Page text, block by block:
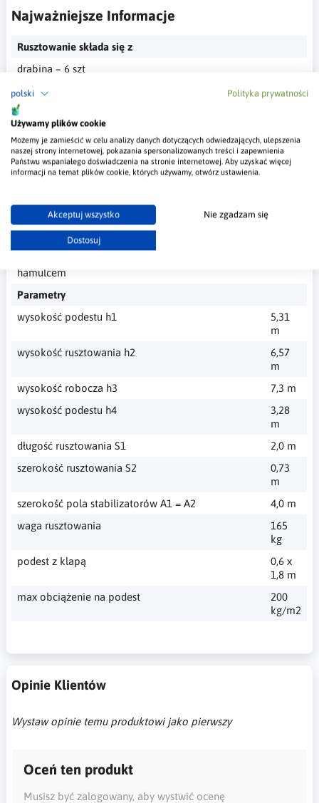
polski Polityka prywatności
Używamy plików cookie
Możemy je zamieścić w celu analizy danych dotyczących odwiedzających, ulepszenia
naszej strony internetowej, pokazania spersonalizowanych treści i zapewnienia
Państwu wspaniałego doświadczenia na stronie internetowej. Aby uzyskać więcej
informacji na temat plików cookie, których używamy, otwórz ustawienia.
Akceptuj wszystko Nie zgadzam się
Dostosuj
Najważniejsze Informacje
Rusztowanie składa się z
drabina – 6 szt
drabina nadstawki – 2 szt
bramka stabilizująca – 4 szt
podest z otwieraną klapą – 2 szt
zestaw burt podestu – 2 kpl
stężenie poziome – 2 szt
zestaw stabilizatorów (stabilizator – 4 szt., łącznik
stabilizatorów – 2 szt.) – 1 kpl
hamulcem
Parametry
wysokość podestu h1
5,31
m
wysokość rusztowania h2
6,57
m
wysokość robocza h3
7,3 m
wysokość podestu h4
3,28
m
długość rusztowania S1
2,0 m
szerokość rusztowania S2
0,73
m
szerokość pola stabilizatorów A1 = A2
4,0 m
waga rusztowania
165
kg
podest z klapą
0,6 x
1,8 m
max obciążenie na podest
200
kg/m2
Opinie Klientów
Wystaw opinie temu produktowi jako pierwszy
Oceń ten produkt
Musisz być zalogowany, aby wystwić ocenę